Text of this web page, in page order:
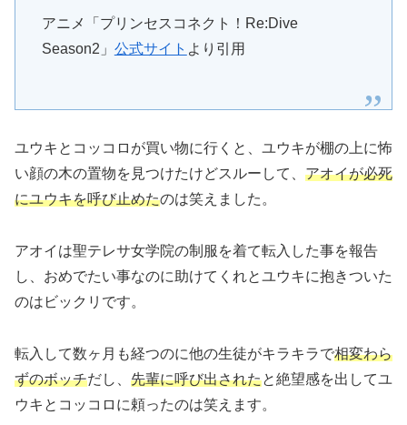
アニメ「プリンセスコネクト！Re:Dive
Season2」 公式サイト より引用
ユウキとコッコロが買い物に行くと、ユウキが棚の上に怖
い顔の木の置物を見つけたけどスルーして、 アオイが必死
にユウキを呼び止めたのは笑えました。
アオイは聖テレサ女学院の制服を着て転入した事を報告
し、おめでたい事なのに助けてくれとユウキに抱きついた
のはビックリです。
転入して数ヶ月も経つのに他の生徒がキラキラで相変わら
ずのボッチだし、 先輩に呼び出されたと絶望感を出してユ
ウキとコッコロに頼ったのは笑えます。